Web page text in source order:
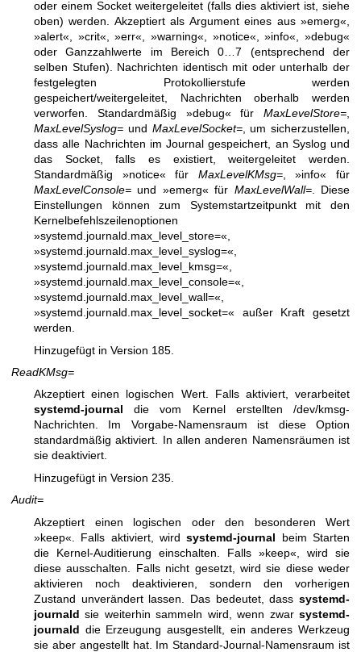
oder einem Socket weitergeleitet (falls dies aktiviert ist, siehe
oben) werden. Akzeptiert als Argument eines aus »emerg«,
»alert«, »crit«, »err«, »warning«, »notice«, »info«, »debug«
oder Ganzzahlwerte im Bereich 0…7 (entsprechend der
selben Stufen). Nachrichten identisch mit oder unterhalb der
festgelegten Protokollierstufe werden
gespeichert/weitergeleitet, Nachrichten oberhalb werden
verworfen. Standardmäßig »debug« für MaxLevelStore=,
MaxLevelSyslog= und MaxLevelSocket=, um sicherzustellen,
dass alle Nachrichten im Journal gespeichert, an Syslog und
das Socket, falls es existiert, weitergeleitet werden.
Standardmäßig »notice« für MaxLevelKMsg=, »info« für
MaxLevelConsole= und »emerg« für MaxLevelWall=. Diese
Einstellungen können zum Systemstartzeitpunkt mit den
Kernelbefehlszeilenoptionen
»systemd.journald.max_level_store=«,
»systemd.journald.max_level_syslog=«,
»systemd.journald.max_level_kmsg=«,
»systemd.journald.max_level_console=«,
»systemd.journald.max_level_wall=«,
»systemd.journald.max_level_socket=« außer Kraft gesetzt
werden.
Hinzugefügt in Version 185.
ReadKMsg=
Akzeptiert einen logischen Wert. Falls aktiviert, verarbeitet
systemd-journal die vom Kernel erstellten /dev/kmsg-
Nachrichten. Im Vorgabe-Namensraum ist diese Option
standardmäßig aktiviert. In allen anderen Namensräumen ist
sie deaktiviert.
Hinzugefügt in Version 235.
Audit=
Akzeptiert einen logischen oder den besonderen Wert
»keep«. Falls aktiviert, wirdsystemd-journal beim Starten
die Kernel-Auditierung einschalten. Falls »keep«, wird sie
diese ausschalten. Falls nicht gesetzt, wird sie diese weder
aktivieren noch deaktivieren, sondern den vorherigen
Zustand unverändert lassen. Das bedeutet, dass systemd-
journald sie weiterhin sammeln wird, wenn zwar systemd-
journald die Erzeugung ausgestellt, ein anderes Werkzeug
sie aber angestellt hat. Im Standard-Journal-Namensraum ist